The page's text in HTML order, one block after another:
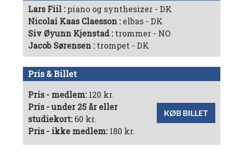
Lars Fiil piano og synthesizer - DK
Nicolai Kaas Claesson elbas - DK
Siv Øyunn Kjenstad trommer - NO
Jacob Sørensen trompet - DK
Pris & Billet
Pris - medlem:120 kr.
Pris - under 25 år eller
studiekort:60 kr.
Pris - ikke medlem:180 kr.
KØB BILLET